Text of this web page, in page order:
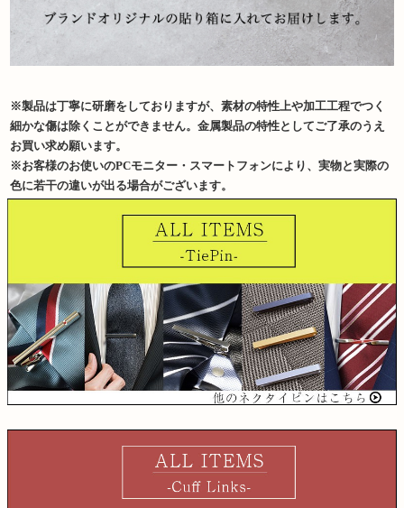
※製品は丁寧に研磨をしておりますが、素材の特性上や加工工程でつく
細かな傷は除くことができません。金属製品の特性としてご了承のうえ
お買い求め願います。
※お客様のお使いのPCモニター・スマートフォンにより、実物と実際の
色に若干の違いが出る場合がございます。